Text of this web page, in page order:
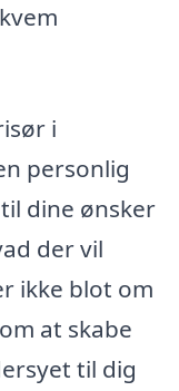
i
personlig
dine ønsker
der vil
ikke blot om
at skabe
til dig